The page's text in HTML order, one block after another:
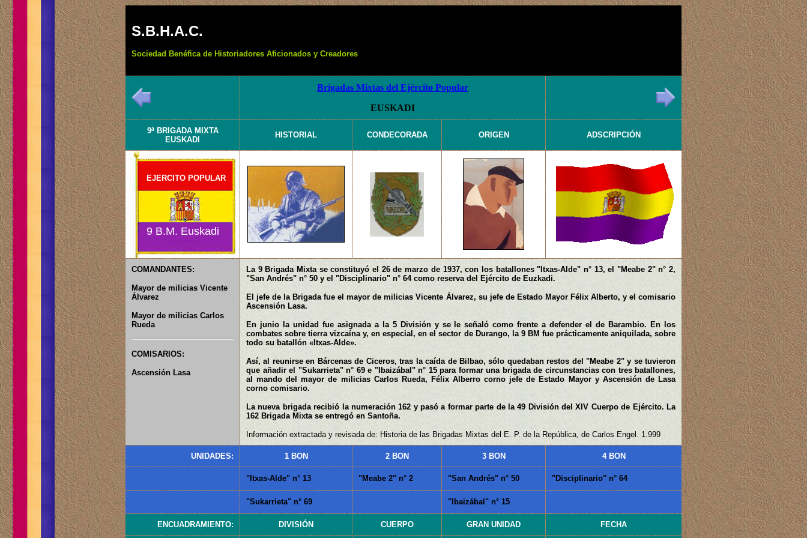
S.B.H.A.C.
Sociedad Benéfica de Historiadores Aficionados y Creadores
Brigadas Mixtas del Ejército Popular
EUSKADI
9ª BRIGADA MIXTA
EUSKADI
HISTORIAL CONDECORADA ORIGEN ADSCRIPCIÓN
EJERCITO POPULAR
9 B.M. Euskadi
COMANDANTES:
Mayor de milicias Vicente
Álvarez
Mayor de milicias Carlos
Rueda
COMISARIOS:
Ascensión Lasa
La 9 Brigada Mixta se constituyó el 26 de marzo de 1937, con los batallones "Itxas-Alde" n° 13, el "Meabe 2" n° 2,
"San Andrés" n° 50 y el "Disciplinario" n° 64 como reserva del Ejército de Euzkadi.
El jefe de la Brigada fue el mayor de milicias Vicente Álvarez, su jefe de Estado Mayor Félix Alberto, y el comisario
Ascensión Lasa.
En junio la unidad fue asignada a la 5 División y se le señaló como frente a defender el de Barambio. En los
combates sobre tierra vizcaína y, en especial, en el sector de Durango, la 9 BM fue prácticamente aniquilada, sobre
todo su batallón «Itxas-Alde».
Así, al reunirse en Bárcenas de Ciceros, tras la caída de Bilbao, sólo quedaban restos del "Meabe 2" y se tuvieron
que añadir el "Sukarrieta" n° 69 e "Ibaizábal" n° 15 para formar una brigada de circunstancias con tres batallones,
al mando del mayor de milicias Carlos Rueda, Félix Alberro corno jefe de Estado Mayor y Ascensión de Lasa
corno comisario.
La nueva brigada recibió la numeración 162 y pasó a formar parte de la 49 División del XIV Cuerpo de Ejército. La
162 Brigada Mixta se entregó en Santoña.
Información extractada y revisada de: Historia de las Brigadas Mixtas del E. P. de la República, de Carlos Engel. 1.999
UNIDADES: 1 BON 2 BON 3 BON 4 BON
"Itxas-Alde" n° 13 "Meabe 2" n° 2 "San Andrés" n° 50 "Disciplinario" n° 64
"Sukarrieta" n° 69 "Ibaizábal" n° 15
ENCUADRAMIENTO: DIVISIÓN CUERPO GRAN UNIDAD FECHA